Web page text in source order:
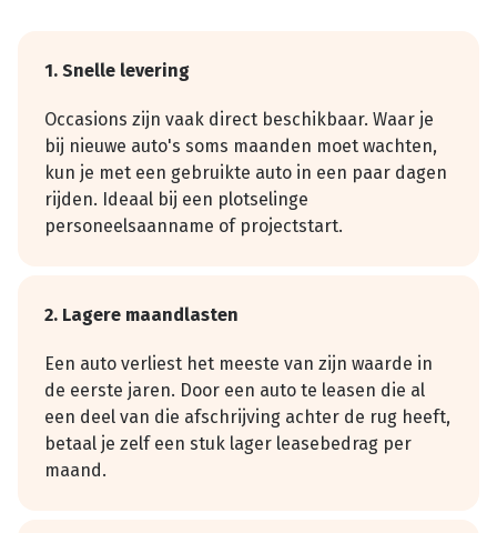
1. Snelle levering
Occasions zijn vaak direct beschikbaar. Waar je
bij nieuwe auto's soms maanden moet wachten,
kun je met een gebruikte auto in een paar dagen
rijden. Ideaal bij een plotselinge
personeelsaanname of projectstart.
2. Lagere maandlasten
Een auto verliest het meeste van zijn waarde in
de eerste jaren. Door een auto te leasen die al
een deel van die afschrijving achter de rug heeft,
betaal je zelf een stuk lager leasebedrag per
maand.